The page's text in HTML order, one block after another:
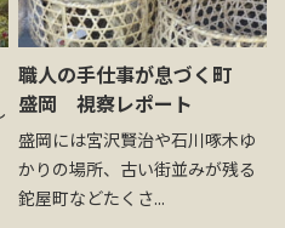
い合わせ
資料請求
職人の手仕事が息づく町
盛岡 視察レポート
盛岡には宮沢賢治や石川啄木ゆ
かりの場所、古い街並みが残る
鉈屋町などたくさ...